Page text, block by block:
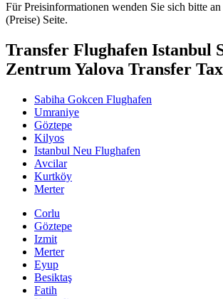
Für Preisinformationen wenden Sie sich bitte
(Preise) Seite.
Transfer Flughafen Istanbul
Zentrum Yalova Transfer
Sabiha Gokcen Flughafen
Umraniye
Göztepe
Kilyos
Istanbul Neu Flughafen
Avcilar
Kurtköy
Merter
Corlu
Göztepe
Izmit
Merter
Eyup
Besiktaş
Fatih